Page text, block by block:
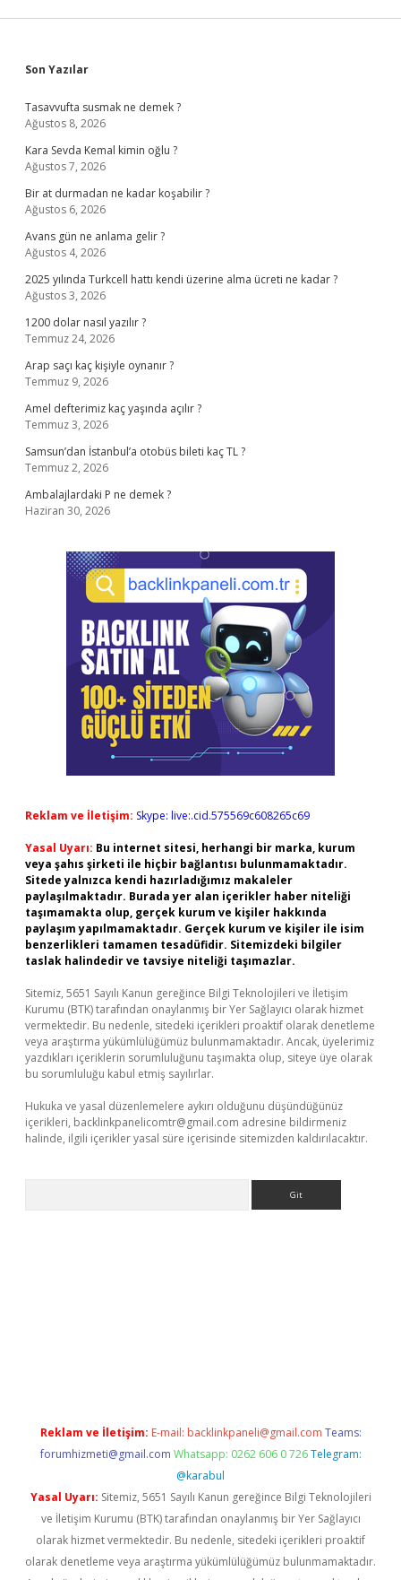
Sidebar
Son Yazılar
Tasavvufta susmak ne demek ?
Ağustos 8, 2026
Kara Sevda Kemal kimin oğlu ?
Ağustos 7, 2026
Bir at durmadan ne kadar koşabilir ?
Ağustos 6, 2026
Avans gün ne anlama gelir ?
Ağustos 4, 2026
2025 yılında Turkcell hattı kendi üzerine alma ücreti ne kadar ?
Ağustos 3, 2026
1200 dolar nasıl yazılır ?
Temmuz 24, 2026
Arap saçı kaç kişiyle oynanır ?
Temmuz 9, 2026
Amel defterimiz kaç yaşında açılır ?
Temmuz 3, 2026
Samsun’dan İstanbul’a otobüs bileti kaç TL ?
Temmuz 2, 2026
Ambalajlardaki P ne demek ?
Haziran 30, 2026
Reklam ve İletişim: Skype: live:.cid.575569c608265c69
Yasal Uyarı: Bu internet sitesi, herhangi bir marka, kurum
veya şahıs şirketi ile hiçbir bağlantısı bulunmamaktadır.
Sitede yalnızca kendi hazırladığımız makaleler
paylaşılmaktadır. Burada yer alan içerikler haber niteliği
taşımamakta olup, gerçek kurum ve kişiler hakkında
paylaşım yapılmamaktadır. Gerçek kurum ve kişiler ile isim
benzerlikleri tamamen tesadüfidir. Sitemizdeki bilgiler
taslak halindedir ve tavsiye niteliği taşımazlar.
Sitemiz, 5651 Sayılı Kanun gereğince Bilgi Teknolojileri ve İletişim
Kurumu (BTK) tarafından onaylanmış bir Yer Sağlayıcı olarak hizmet
vermektedir. Bu nedenle, sitedeki içerikleri proaktif olarak denetleme
veya araştırma yükümlülüğümüz bulunmamaktadır. Ancak, üyelerimiz
yazdıkları içeriklerin sorumluluğunu taşımakta olup, siteye üye olarak
bu sorumluluğu kabul etmiş sayılırlar.
Hukuka ve yasal düzenlemelere aykırı olduğunu düşündüğünüz
içerikleri, backlinkpanelicomtr@gmail.com adresine bildirmeniz
halinde, ilgili içerikler yasal süre içerisinde sitemizden kaldırılacaktır.
Reklam ve İletişim: E-mail: backlinkpaneli@gmail.com Teams:
forumhizmeti@gmail.com Whatsapp: 0262 606 0 726 Telegram:
@karabul
Yasal Uyarı: Sitemiz, 5651 Sayılı Kanun gereğince Bilgi Teknolojileri
ve İletişim Kurumu (BTK) tarafından onaylanmış bir Yer Sağlayıcı
olarak hizmet vermektedir. Bu nedenle, sitedeki içerikleri proaktif
olarak denetleme veya araştırma yükümlülüğümüz bulunmamaktadır.